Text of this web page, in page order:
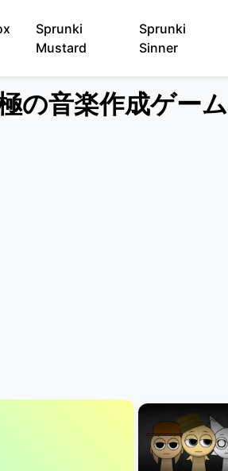
Sprunki
Mustard
Sprunki
Sinner
の音楽作成ゲーム